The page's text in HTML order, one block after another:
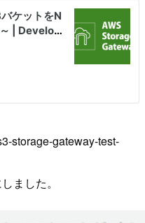
storage-gateway-test-
ました。